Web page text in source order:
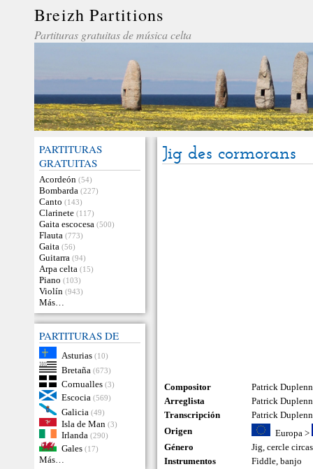
Breizh Partitions
Partituras gratuitas de música celta
PARTITURAS
GRATUITAS
Acordeón (54)
Bombarda (227)
Canto (143)
Clarinete (117)
Gaita escocesa (500)
Flauta (773)
Gaita (56)
Guitarra (94)
Arpa celta (15)
Piano (103)
Violín (943)
Más…
PARTITURAS DE
Asturias (10)
Bretaña (673)
Cornualles (3)
Escocia (569)
Galicia (49)
Isla de Man (3)
Irlanda (290)
Gales (17)
Más…
Jig des cormorans
Compositor
Patrick
Arreglista
Patrick
Transcripción
Patrick
Origen
Europa>
Género
Jig,cercle
Instrumentos
Fiddle,banjo